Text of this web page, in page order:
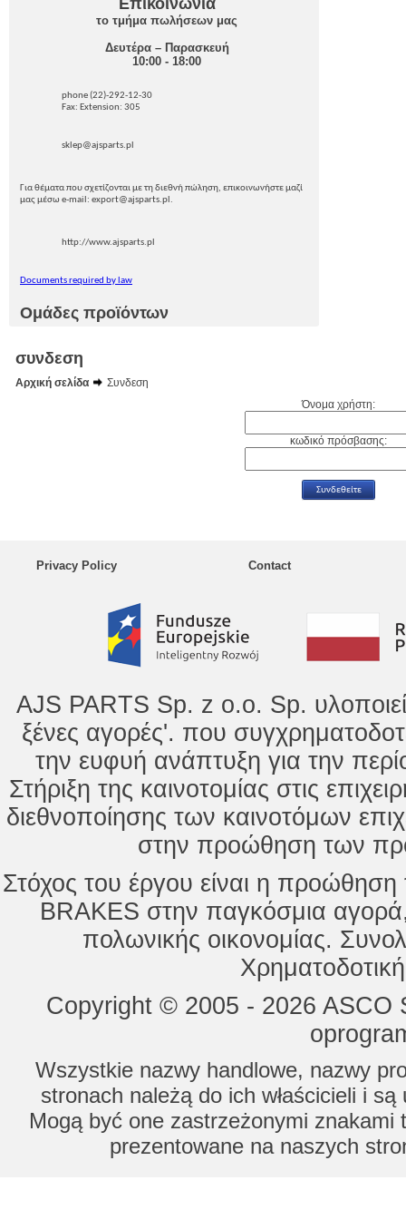
Επικοινωνία
το τμήμα πωλήσεων μας
Δευτέρα – Παρασκευή
10:00 - 18:00
phone (22)-292-12-30
Fax: Extension: 305
sklep@ajsparts.pl
Για θέματα που σχετίζονται με τη διεθνή πώληση, επικοινωνήστε μαζί
μας μέσω e-mail: export@ajsparts.pl.
http://www.ajsparts.pl
Documents required by law
Ομάδες προϊόντων
συνδεση
Αρχική σελίδα
Συνδεση
Όνομα χρήστη:
κωδικό πρόσβασης:
Privacy Policy Contact
AJS PARTS Sp. z o.o. Sp.
ξένες αγορές'. που
την ευφυή ανάπτυξη για την
Στήριξη της καινοτομίας στις
διεθνοποίησης των καινοτόμων
στην προώθηση των
Στόχος του έργου είναι η
BRAKES στην παγκόσμια
πολωνικής οικονομίας.
Copyright © 2005 - 2026
Wszystkie nazwy handlowe, nazwy
stronach należą do ich właścicieli i
Mogą być one zastrzeżonymi znakami
prezentowane na naszych